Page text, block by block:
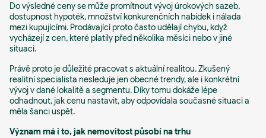
Do výsledné ceny se může promítnout vývoj úrokových sazeb,
dostupnost hypoték, množství konkurenčních nabídek i nálada
mezi kupujícími. Prodávající proto často udělají chybu, když
vycházejí z cen, které platily před několika měsíci nebo v jiné
situaci.
Právě proto je důležité pracovat s aktuální realitou. Zkušený
realitní specialista nesleduje jen obecné trendy, ale i konkrétní
vývoj v dané lokalitě a segmentu. Díky tomu dokáže lépe
odhadnout, jak cenu nastavit, aby odpovídala současné situaci a
měla šanci uspět.
Význam má i to, jak nemovitost působí na trhu